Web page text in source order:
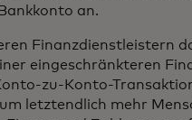
an.
Finanzdienstleistern
eingeschränkteren
zu-Konto-
letztendlich mehr